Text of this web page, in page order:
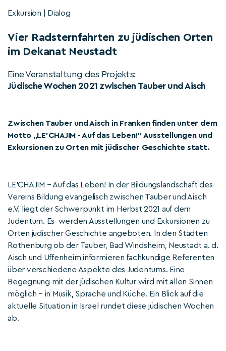
Exkursion | Dialog
Vier Radsternfahrten zu jüdischen Orten
im Dekanat Neustadt
Eine Veranstaltung des Projekts:
Jüdische Wochen 2021 zwischen Tauber und Aisch
Zwischen Tauber und Aisch in Franken finden unter dem
Motto „LE'CHAJIM - Auf das Leben!“ Ausstellungen und
Exkursionen zu Orten mit jüdischer Geschichte statt.
LE’CHAJIM – Auf das Leben! In der Bildungslandschaft des
Vereins Bildung evangelisch zwischen Tauber und Aisch
e.V. liegt der Schwerpunkt im Herbst 2021 auf dem
Judentum. Es werden Ausstellungen und Exkursionen zu
Orten jüdischer Geschichte angeboten. In den Städten
Rothenburg ob der Tauber, Bad Windsheim, Neustadt a. d.
Aisch und Uffenheim informieren fachkundige Referenten
über verschiedene Aspekte des Judentums. Eine
Begegnung mit der jüdischen Kultur wird mit allen Sinnen
möglich – in Musik, Sprache und Küche. Ein Blick auf die
aktuelle Situation in Israel rundet diese jüdischen Wochen
ab.